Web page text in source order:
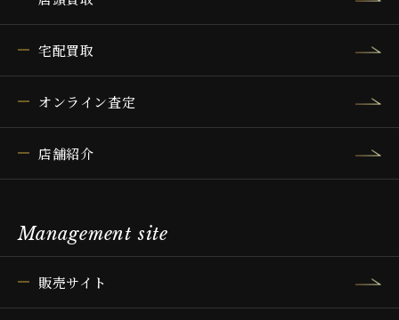
宅配買取
オンライン査定
店舗紹介
Management site
販売サイト